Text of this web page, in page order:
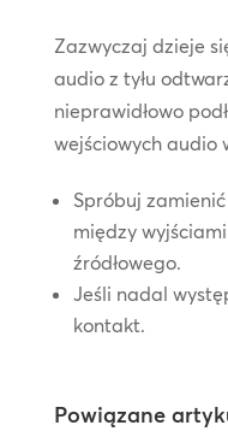
Zazwyczaj dzieje
audio z tyłu
nieprawidłowo
wejściowych audio
Spróbuj
między
źródłowego.
Jeśli nadal
kontakt.
Powiązane